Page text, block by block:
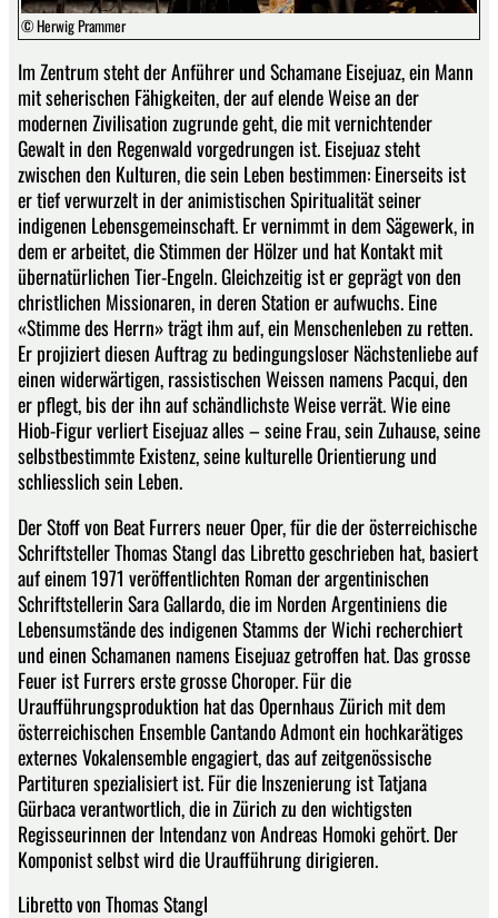
© Herwig Prammer
Im Zentrum steht der Anführer und Schamane Eisejuaz, ein Mann
mit seherischen Fähigkeiten, der auf elende Weise an der
modernen Zivilisation zugrunde geht, die mit vernichtender
Gewalt in den Regenwald vorgedrungen ist. Eisejuaz steht
zwischen den Kulturen, die sein Leben bestimmen: Einerseits ist
er tief verwurzelt in der animistischen Spiritualität seiner
indigenen Lebensgemeinschaft. Er vernimmt in dem Sägewerk, in
dem er arbeitet, die Stimmen der Hölzer und hat Kontakt mit
übernatürlichen Tier-Engeln. Gleichzeitig ist er geprägt von den
christlichen Missionaren, in deren Station er aufwuchs. Eine
«Stimme des Herrn» trägt ihm auf, ein Menschenleben zu retten.
Er projiziert diesen Auftrag zu bedingungsloser Nächstenliebe auf
einen widerwärtigen, rassistischen Weissen namens Pacqui, den
er pflegt, bis der ihn auf schändlichste Weise verrät. Wie eine
Hiob-Figur verliert Eisejuaz alles – seine Frau, sein Zuhause, seine
selbstbestimmte Existenz, seine kulturelle Orientierung und
schliesslich sein Leben.
Der Stoff von Beat Furrers neuer Oper, für die der österreichische
Schriftsteller Thomas Stangl das Libretto geschrieben hat, basiert
auf einem 1971 veröffentlichten Roman der argentinischen
Schriftstellerin Sara Gallardo, die im Norden Argentiniens die
Lebensumstände des indigenen Stamms der Wichi recherchiert
und einen Schamanen namens Eisejuaz getroffen hat. Das grosse
Feuer ist Furrers erste grosse Choroper. Für die
Uraufführungsproduktion hat das Opernhaus Zürich mit dem
österreichischen Ensemble Cantando Admont ein hochkarätiges
externes Vokalensemble engagiert, das auf zeitgenössische
Partituren spezialisiert ist. Für die Inszenierung ist Tatjana
Gürbaca verantwortlich, die in Zürich zu den wichtigsten
Regisseurinnen der Intendanz von Andreas Homoki gehört. Der
Komponist selbst wird die Uraufführung dirigieren.
Libretto von Thomas Stangl